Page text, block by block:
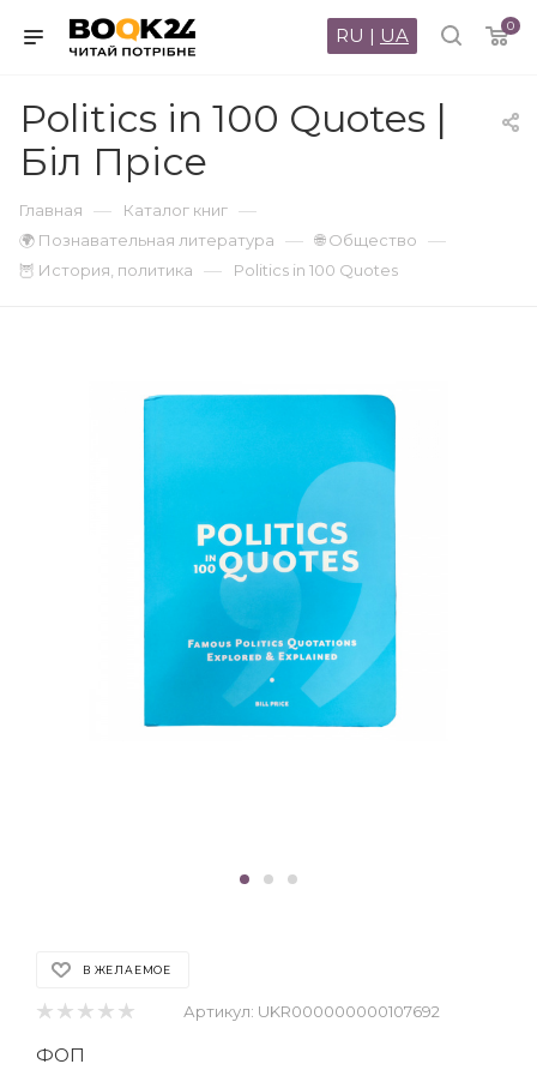
0
RU | UA
Politics in 100 Quotes |
Біл Прісе
Главная — Каталог книг —
🌍 Познавательная литература — 🌐 Общество —
🦉 История, политика — Politics in 100 Quotes
В ЖЕЛАЕМОЕ
Артикул: UKR000000000107692
ФОП